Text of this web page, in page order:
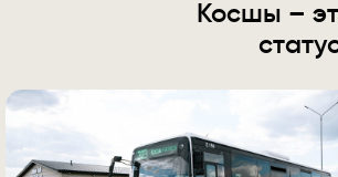
Косшы –